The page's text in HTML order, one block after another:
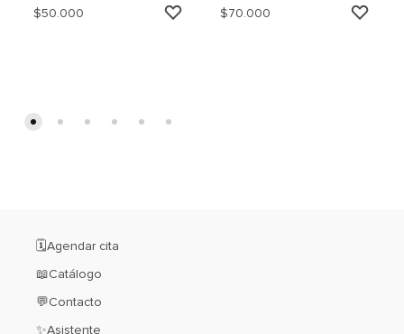
$50.000
AGREGAR
$70.000
🗓️Agendar cita
📖Catálogo
💬Contacto
✨Asistente